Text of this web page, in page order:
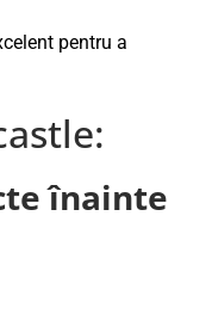
pentru a
înainte